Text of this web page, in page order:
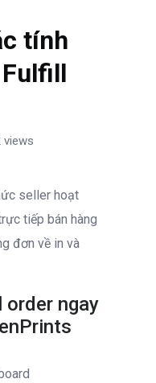
tính
views
seller hoạt
tiếp bán hàng
đơn về in và
order ngay